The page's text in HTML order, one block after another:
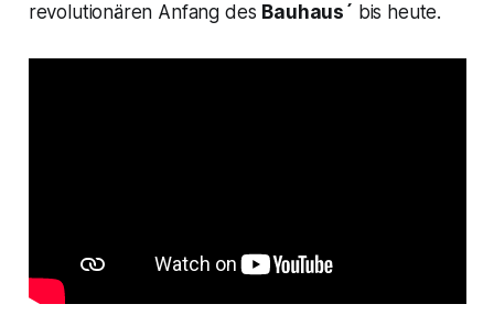
revolutionären Anfang des Bauhaus´ bis heute.